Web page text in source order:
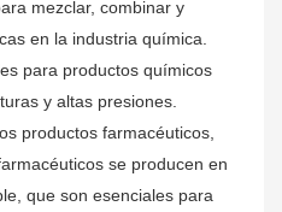
mezclar, combinar y
en la industria química.
para productos químicos
y altas presiones.
productos farmacéuticos,
se producen en
que son esenciales para